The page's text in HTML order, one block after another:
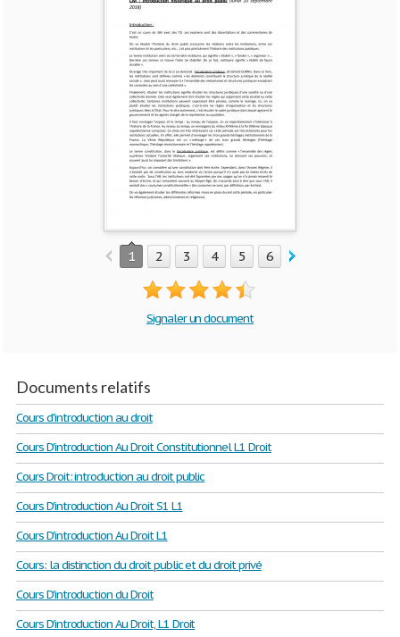
1 2 3 4 5 6 7
Signaler un document
Documents relatifs
Cours d'introduction au droit
Cours D'introduction Au Droit Constitutionnel L1 Droit
Cours Droit: introduction au droit public
Cours D'introduction Au Droit S1 L1
Cours D'introduction Au Droit L1
Cours: la distinction du droit public et du droit privé
Cours D'introduction du Droit
Cours D'introduction Au Droit, L1 Droit